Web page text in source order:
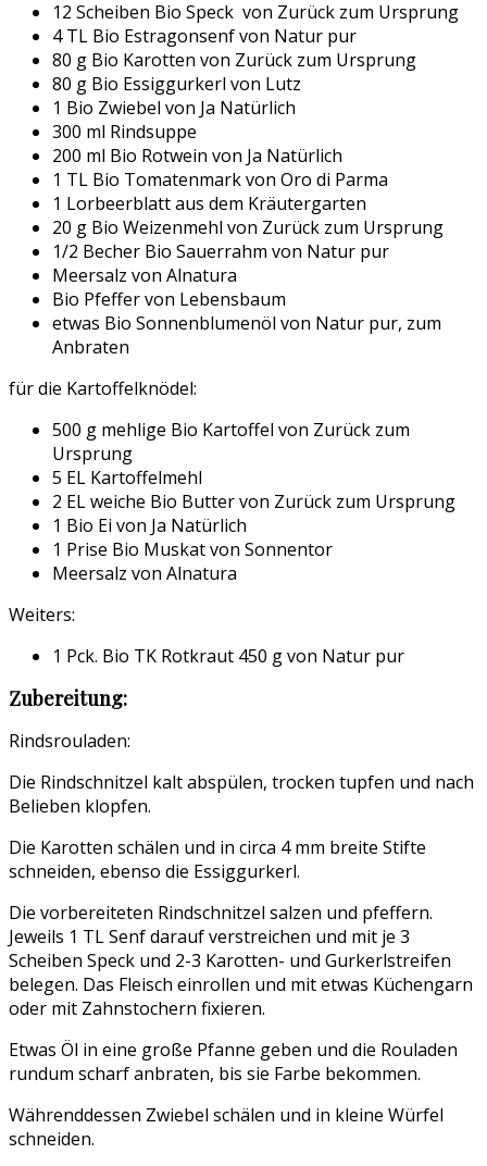
12 Scheiben Bio Speck von Zurück zum Ursprung
4 TL Bio Estragonsenf von Natur pur
80 g Bio Karotten von Zurück zum Ursprung
80 g Bio Essiggurkerl von Lutz
1 Bio Zwiebel von Ja Natürlich
300 ml Rindsuppe
200 ml Bio Rotwein von Ja Natürlich
1 TL Bio Tomatenmark von Oro di Parma
1 Lorbeerblatt aus dem Kräutergarten
20 g Bio Weizenmehl von Zurück zum Ursprung
1/2 Becher Bio Sauerrahm von Natur pur
Meersalz von Alnatura
Bio Pfeffer von Lebensbaum
etwas Bio Sonnenblumenöl von Natur pur, zum
Anbraten
für die Kartoffelknödel:
500 g mehlige Bio Kartoffel von Zurück zum
Ursprung
5 EL Kartoffelmehl
2 EL weiche Bio Butter von Zurück zum Ursprung
1 Bio Ei von Ja Natürlich
1 Prise Bio Muskat von Sonnentor
Meersalz von Alnatura
Weiters:
1 Pck. Bio TK Rotkraut 450 g von Natur pur
Zubereitung:
Rindsrouladen:
Die Rindschnitzel kalt abspülen, trocken tupfen und nach
Belieben klopfen.
Die Karotten schälen und in circa 4 mm breite Stifte
schneiden, ebenso die Essiggurkerl.
Die vorbereiteten Rindschnitzel salzen und pfeffern.
Jeweils 1 TL Senf darauf verstreichen und mit je 3
Scheiben Speck und 2-3 Karotten- und Gurkerlstreifen
belegen. Das Fleisch einrollen und mit etwas Küchengarn
oder mit Zahnstochern fixieren.
Etwas Öl in eine große Pfanne geben und die Rouladen
rundum scharf anbraten, bis sie Farbe bekommen.
Währenddessen Zwiebel schälen und in kleine Würfel
schneiden.